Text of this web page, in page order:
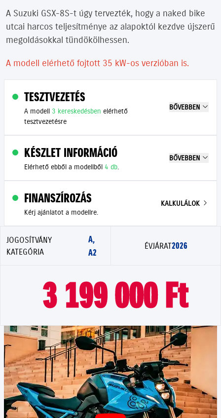
A Suzuki GSX-8S-t úgy tervezték, hogy a naked bike
utcai harcos teljesítménye az alapoktól kezdve újszerű
megoldásokkal tündökölhessen.
A modell elérhető fojtott 35 kW-os verzióban is.
TESZTVEZETÉS
A modell 3 kereskedésben elérhető
tesztvezetésre
BŐVEBBEN
KÉSZLET INFORMÁCIÓ
Elérhető ebből a modellből 4 db.
BŐVEBBEN
FINANSZÍROZÁS
Kérj ajánlatot a modellre.
KALKULÁLOK
JOGOSÍTVÁNY
KATEGÓRIA
A,
A2
ÉVJÁRAT2026
3 199 000 Ft